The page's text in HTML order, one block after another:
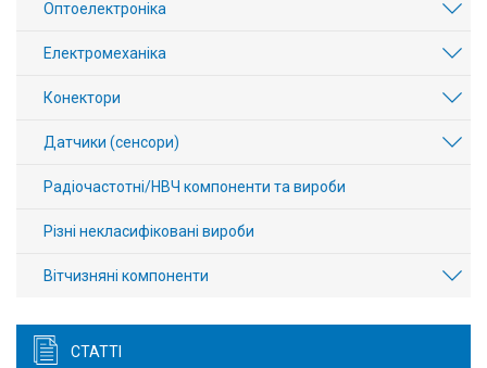
Оптоелектроніка
Електромеханіка
Конектори
Датчики (сенсори)
Радіочастотні/НВЧ компоненти та вироби
Різні некласифіковані вироби
Вітчизняні компоненти
СТАТТІ